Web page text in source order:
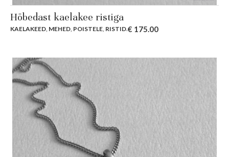
Hõbedast kaelakee ristiga
KAELAKEED MEHED POISTELE RISTID.€ 175.00